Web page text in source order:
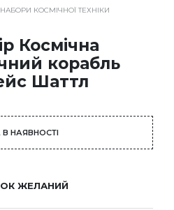
НАБОРИ КОСМІЧНОЇ ТЕХНІКИ
Космічна
корабль
Шаттл
НАЯВНОСТІ
ЖЕЛАНИЙ